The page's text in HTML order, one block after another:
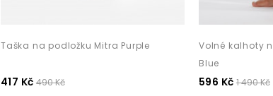
Taška na podložku Mitra Purple
417 Kč 490 Kč
Volné kalhoty
Blue
596 Kč 1 490 Kč